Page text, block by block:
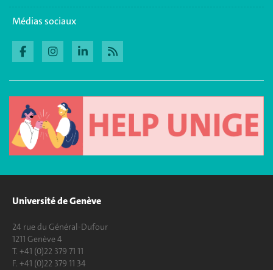
Médias sociaux
Université de Genève
24 rue du Général-Dufour
1211 Genève 4
T. +41 (0)22 379 71 11
F. +41 (0)22 379 11 34